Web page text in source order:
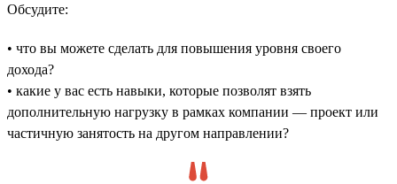
Обсудите:
• что вы можете сделать для повышения уровня своего
дохода?
• какие у вас есть навыки, которые позволят взять
дополнительную нагрузку в рамках компании — проект или
частичную занятость на другом направлении?